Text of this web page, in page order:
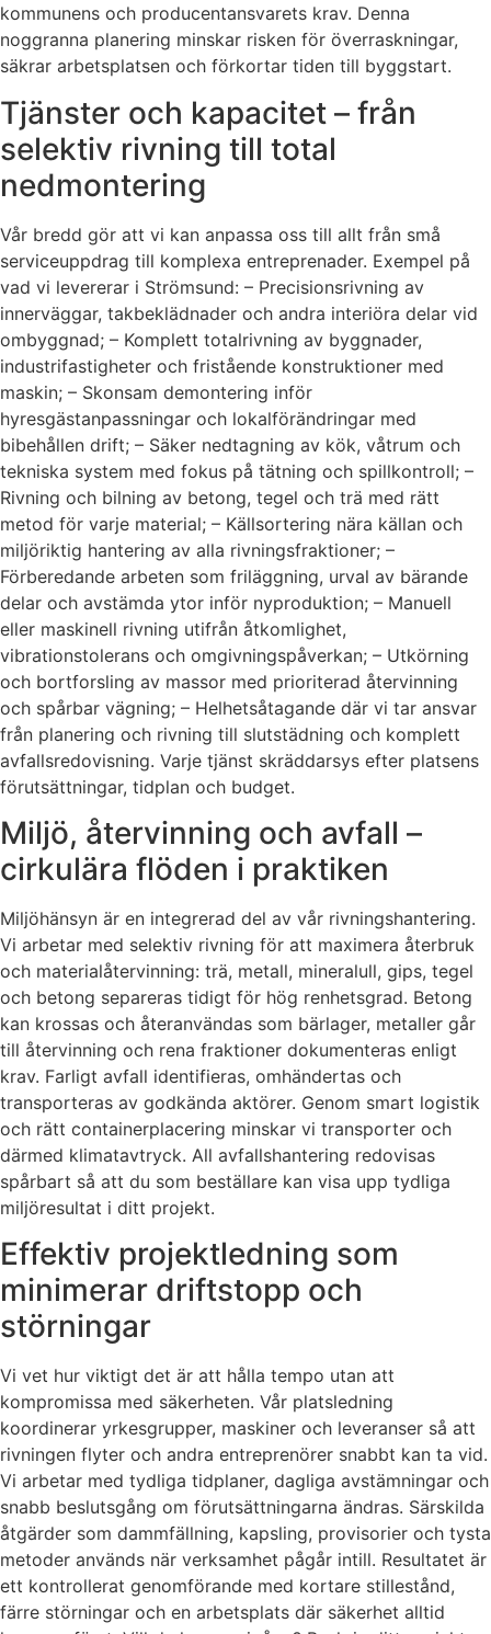
kommunens och producentansvarets krav. Denna
noggranna planering minskar risken för överraskningar,
säkrar arbetsplatsen och förkortar tiden till byggstart.
Tjänster och kapacitet – från
selektiv rivning till total
nedmontering
Vår bredd gör att vi kan anpassa oss till allt från små
serviceuppdrag till komplexa entreprenader. Exempel på
vad vi levererar i Strömsund: – Precisionsrivning av
innerväggar, takbeklädnader och andra interiöra delar vid
ombyggnad; – Komplett totalrivning av byggnader,
industrifastigheter och fristående konstruktioner med
maskin; – Skonsam demontering inför
hyresgästanpassningar och lokalförändringar med
bibehållen drift; – Säker nedtagning av kök, våtrum och
tekniska system med fokus på tätning och spillkontroll; –
Rivning och bilning av betong, tegel och trä med rätt
metod för varje material; – Källsortering nära källan och
miljöriktig hantering av alla rivningsfraktioner; –
Förberedande arbeten som friläggning, urval av bärande
delar och avstämda ytor inför nyproduktion; – Manuell
eller maskinell rivning utifrån åtkomlighet,
vibrationstolerans och omgivningspåverkan; – Utkörning
och bortforsling av massor med prioriterad återvinning
och spårbar vägning; – Helhetsåtagande där vi tar ansvar
från planering och rivning till slutstädning och komplett
avfallsredovisning. Varje tjänst skräddarsys efter platsens
förutsättningar, tidplan och budget.
Miljö, återvinning och avfall –
cirkulära flöden i praktiken
Miljöhänsyn är en integrerad del av vår rivningshantering.
Vi arbetar med selektiv rivning för att maximera återbruk
och materialåtervinning: trä, metall, mineralull, gips, tegel
och betong separeras tidigt för hög renhetsgrad. Betong
kan krossas och återanvändas som bärlager, metaller går
till återvinning och rena fraktioner dokumenteras enligt
krav. Farligt avfall identifieras, omhändertas och
transporteras av godkända aktörer. Genom smart logistik
och rätt containerplacering minskar vi transporter och
därmed klimatavtryck. All avfallshantering redovisas
spårbart så att du som beställare kan visa upp tydliga
miljöresultat i ditt projekt.
Effektiv projektledning som
minimerar driftstopp och
störningar
Vi vet hur viktigt det är att hålla tempo utan att
kompromissa med säkerheten. Vår platsledning
koordinerar yrkesgrupper, maskiner och leveranser så att
rivningen flyter och andra entreprenörer snabbt kan ta vid.
Vi arbetar med tydliga tidplaner, dagliga avstämningar och
snabb beslutsgång om förutsättningarna ändras. Särskilda
åtgärder som dammfällning, kapsling, provisorier och tysta
metoder används när verksamhet pågår intill. Resultatet är
ett kontrollerat genomförande med kortare stillestånd,
färre störningar och en arbetsplats där säkerhet alltid